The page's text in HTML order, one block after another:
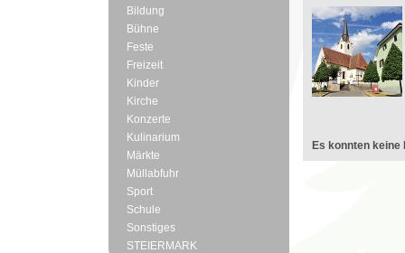
Bildung
Bühne
Feste
Freizeit
Kinder
Kirche
Konzerte
Kulinarium
Märkte
Müllabfuhr
Sport
Schule
Sonstiges
STEIERMARK
Es konnten keine